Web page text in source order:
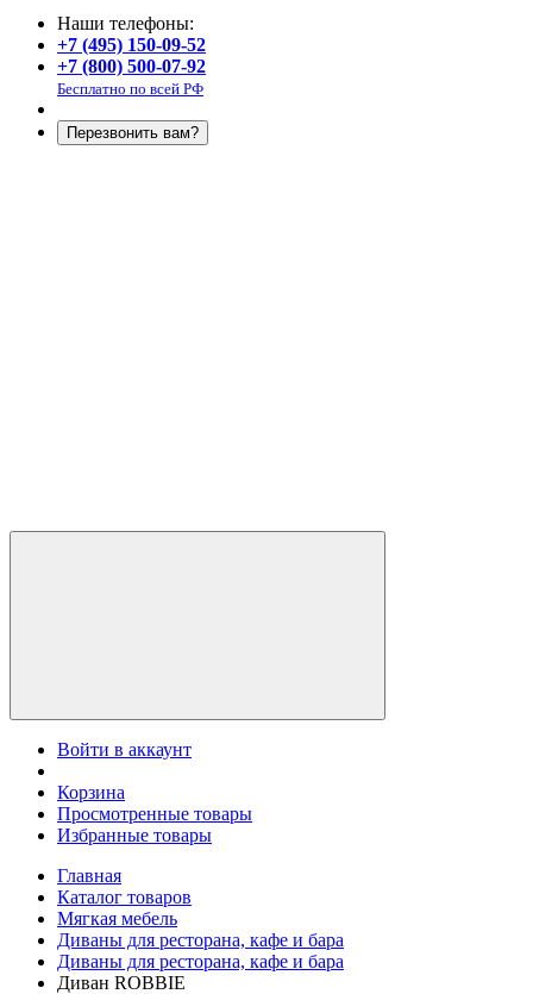
Наши телефоны:
+7 (495) 150-09-52
+7 (800) 500-07-92
Бесплатно по всей РФ
Перезвонить вам?
Войти в аккаунт
Корзина
Просмотренные товары
Избранные товары
Главная
Каталог товаров
Мягкая мебель
Диваны для ресторана, кафе и бара
Диваны для ресторана, кафе и бара
Диван ROBBIE